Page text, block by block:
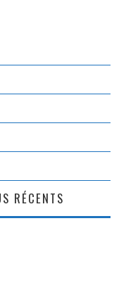
RÉCENTS